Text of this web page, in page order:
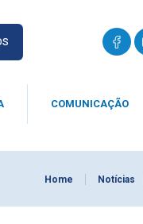
COMUNICAÇÃO
Home Notícias